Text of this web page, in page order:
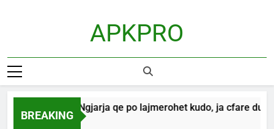
APKPRO
BREAKING
12 gusht! Ngjarja qe po lajmerohet kudo, ja cfare
1 Hour Ago